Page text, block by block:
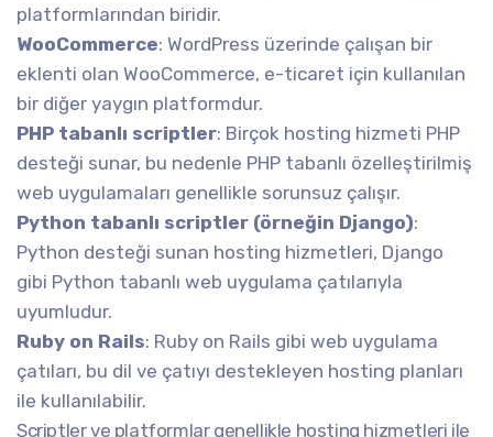
platformlarından biridir.
WooCommerce: WordPress üzerinde çalışan bir
eklenti olan WooCommerce, e-ticaret için kullanılan
bir diğer yaygın platformdur.
PHP tabanlı scriptler: Birçok hosting hizmeti PHP
desteği sunar, bu nedenle PHP tabanlı özelleştirilmiş
web uygulamaları genellikle sorunsuz çalışır.
Python tabanlı scriptler (örneğin Django):
Python desteği sunan hosting hizmetleri, Django
gibi Python tabanlı web uygulama çatılarıyla
uyumludur.
Ruby on Rails: Ruby on Rails gibi web uygulama
çatıları, bu dil ve çatıyı destekleyen hosting planları
ile kullanılabilir.
Scriptler ve platformlar genellikle hosting hizmetleri ile